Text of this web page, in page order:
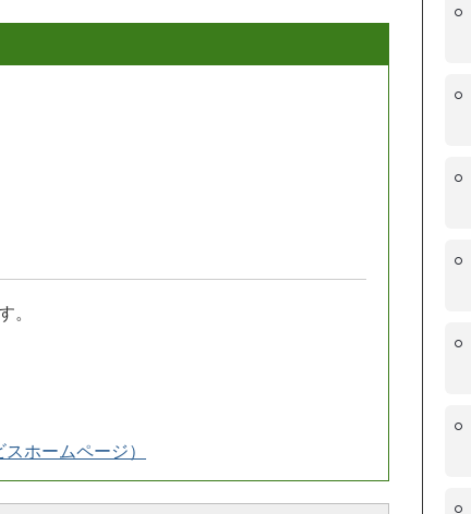
。
ホームページ）